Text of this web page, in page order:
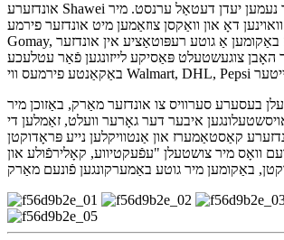
אונדזערע Shawei משפּחה מיטגלידער נעמען יעדן דעטאַל ערנסט. מיר
וואוינען דאָ און וואַקסן צוזאַמען מיט אונדזער פירמע. Shawei, MOYU,
Gomay, עטלעכע בראַנדז באַקומען אַ גוטע רעפּוטאַציע אין אונדזער
האָבן צוגעשטעלט פּאַסיקע לייזונגען פֿאַר עטלעכע
בעסערע סערוויס צו אונדזער מאַרק, באַזוכן מיר
איבער דער גאָרער וועלט, זאַמלען די
קאַסטאַמערז און אַנטוויקלען נייע פּראָדוקטן
וואָס מיר צושטעלן "עפֿעקטיווע, קאָלירפֿולע און